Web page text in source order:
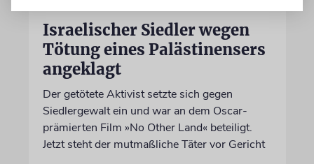
Israelischer Siedler wegen
Tötung eines Palästinensers
angeklagt
Der getötete Aktivist setzte sich gegen
Siedlergewalt ein und war an dem Oscar-
prämierten Film »No Other Land« beteiligt.
Jetzt steht der mutmaßliche Täter vor Gericht